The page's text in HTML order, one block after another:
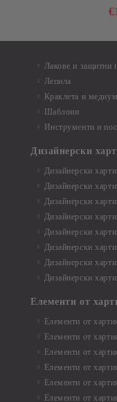
Лакове и защитни
Лепила
Краклета и
Шаблони
Инструменти и
Дизайнерски
Дизайнерски
Дизайнерски
Дизайнерски
Дизайнерски
Дизайнерски
Дизайнерски
Дизайнерски
Дизайнерски
Елементи от
Елементи от
Елементи от
Елементи от
Елементи от
Елементи от
Елементи от